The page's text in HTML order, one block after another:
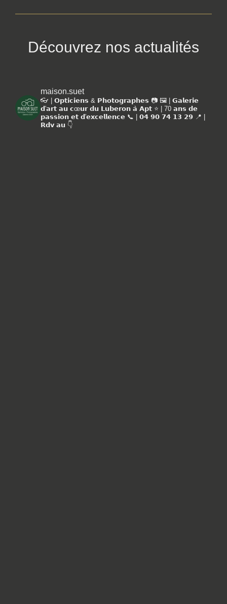
Découvrez nos actualités
maison.suet
👓 | 𝗢𝗽𝘁𝗶𝗰𝗶𝗲𝗻𝘀 & 𝗣𝗵𝗼𝘁𝗼𝗴𝗿𝗮𝗽𝗵𝗲𝘀 📷 🖼️ | 𝗚𝗮𝗹𝗲𝗿𝗶𝗲
𝗱'𝗮𝗿𝘁 𝗮𝘂 𝗰œ𝘂𝗿 𝗱𝘂 𝗟𝘂𝗯𝗲𝗿𝗼𝗻 𝗮̀ 𝗔𝗽𝘁 ⭐️ | 70 𝗮𝗻𝘀 𝗱𝗲
𝗽𝗮𝘀𝘀𝗶𝗼𝗻 𝗲𝘁 𝗱'𝗲𝘅𝗰𝗲𝗹𝗹𝗲𝗻𝗰𝗲 📞 | 𝟬𝟰 𝟵𝟬 𝟳𝟰 𝟭𝟯 𝟮𝟵 📍 |
𝗥𝗱𝘃 𝗮𝘂 👇